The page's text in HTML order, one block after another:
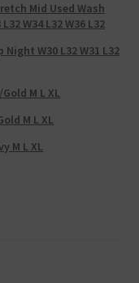
Mid Used Wash
W34 L32 W36 L32
W30 L32 W31 L32
M L XL
M L XL
M L XL